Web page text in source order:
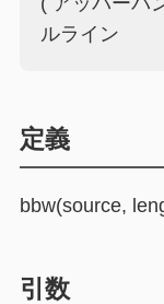
ルライン
定義
bbw(source,
引数